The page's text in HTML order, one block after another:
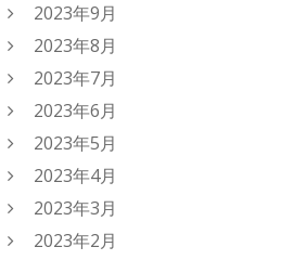
2023年9月
2023年8月
2023年7月
2023年6月
2023年5月
2023年4月
2023年3月
2023年2月